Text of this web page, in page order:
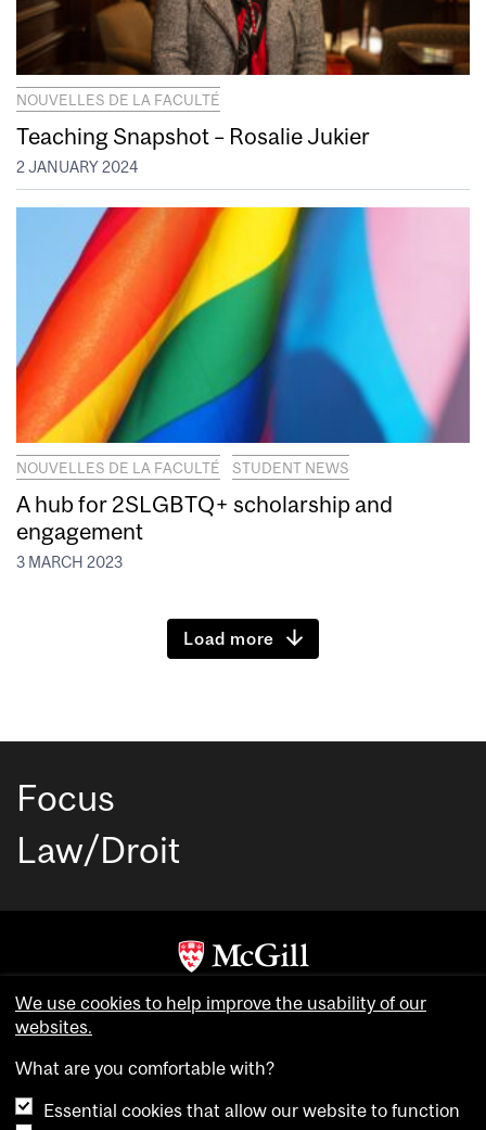
NOUVELLES DE LA FACULTÉ
Teaching Snapshot – Rosalie Jukier
2 JANUARY 2024
NOUVELLES DE LA FACULTÉ STUDENT NEWS
A hub for 2SLGBTQ+ scholarship and
engagement
3 MARCH 2023
Load more
Focus
Law/Droit
Copyright © McGill University. All rights reserved.
We use cookies to help improve the usability of our
websites.
What are you comfortable with?
Essential cookies that allow our website to function